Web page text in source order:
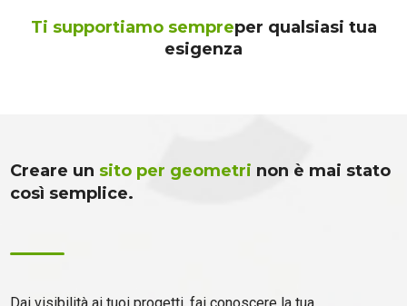
Ti supportiamo sempreper qualsiasi tua
esigenza
Creare un sito per geometri non è mai stato
così semplice.